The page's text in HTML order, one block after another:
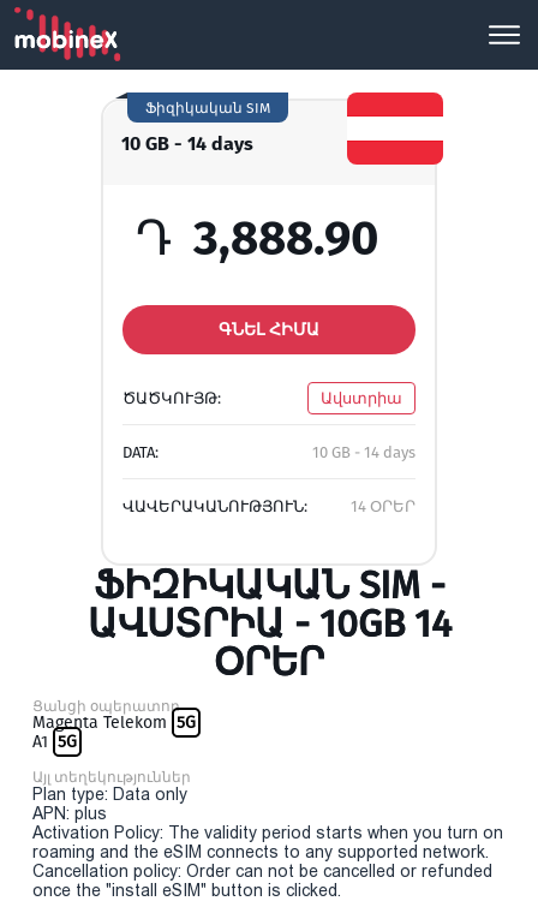
10 GB - 14 days
Ֆիզիկական SIM
Դ 3,888.90
ԳՆԵԼ ՀԻՄԱ
ԾԱԾԿՈՒՅԹ: Ավստրիա
DATA: 10 GB - 14 days
ՎԱՎԵՐԱԿԱՆՈՒԹՅՈՒՆ: 14 ՕՐԵՐ
ՖԻԶԻԿԱԿԱՆ SIM -
ԱՎՍՏՐԻԱ - 10GB 14
ՕՐԵՐ
Ցանցի օպերատոր
Magenta Telekom 5G
A1 5G
Այլ տեղեկություններ
Plan type: Data only
APN: plus
Activation Policy: The validity period starts when you turn on
roaming and the eSIM connects to any supported network.
Cancellation policy: Order can not be cancelled or refunded
once the "install eSIM" button is clicked.